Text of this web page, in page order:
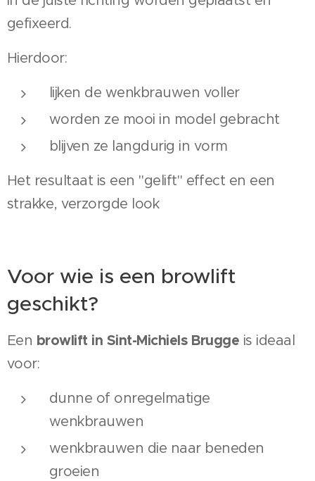
gefixeerd.
Hierdoor:
lijken de wenkbrauwen voller
worden ze mooi in model gebracht
blijven ze langdurig in vorm
Het resultaat is een "gelift" effect en een
strakke, verzorgde look
Voor wie is een browlift
geschikt?
Een browlift in Sint-Michiels Brugge is ideaal
voor:
dunne of onregelmatige
wenkbrauwen
wenkbrauwen die naar beneden
groeien